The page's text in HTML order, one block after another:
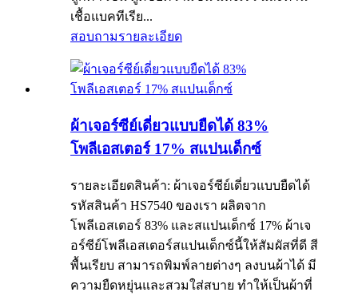
เชื้อแบคทีเรีย...
สอบถามรายละเอียด
ผ้าเจอร์ซีย์เดี่ยวแบบยืดได้ 83%
โพลีเอสเตอร์ 17% สแปนเด็กซ์
รายละเอียดสินค้า: ผ้าเจอร์ซีย์เดี่ยวแบบยืดได้
รหัสสินค้า HS7540 ของเรา ผลิตจาก
โพลีเอสเตอร์ 83% และสแปนเด็กซ์ 17% ผ้าเจ
อร์ซีย์โพลีเอสเตอร์สแปนเด็กซ์นี้ให้สัมผัสที่ดี สี
พื้นเรียบ สามารถพิมพ์ลายต่างๆ ลงบนผ้าได้ มี
ความยืดหยุ่นและสวมใส่สบาย ทำให้เป็นผ้าที่